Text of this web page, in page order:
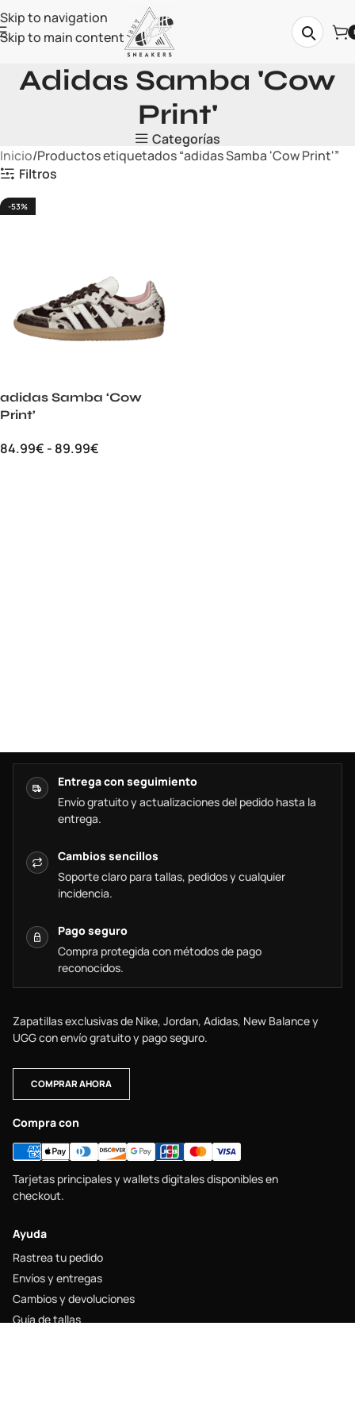
Skip to navigation
Skip to main content
Adidas Samba 'Cow
Print'
Categorías
Inicio Productos etiquetados “adidas Samba 'Cow Print'”
Filtros
-53%
adidas Samba ‘Cow
Print’
84.99€ - 89.99€
Entrega con seguimiento
Envío gratuito y actualizaciones del pedido hasta la
entrega.
Cambios sencillos
Soporte claro para tallas, pedidos y cualquier
incidencia.
Pago seguro
Compra protegida con métodos de pago
reconocidos.
Zapatillas exclusivas de Nike, Jordan, Adidas, New Balance y
UGG con envío gratuito y pago seguro.
COMPRAR AHORA
Compra con
Tarjetas principales y wallets digitales disponibles en
checkout.
Ayuda
Rastrea tu pedido
Envíos y entregas
Cambios y devoluciones
Guía de tallas